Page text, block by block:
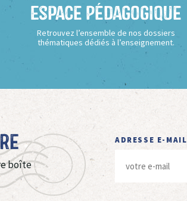
Espace Pédagogique
Retrouvez l’ensemble de nos dossiers
thématiques dédiés à l’enseignement.
boîte
ADRESSE E-MAIL